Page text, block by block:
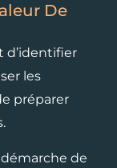
De
d’identifier
les
préparer
de